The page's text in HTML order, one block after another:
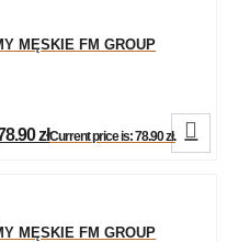
MĘSKIE FM GROUP
złCurrent price is: 78.90 zł. 
MĘSKIE FM GROUP